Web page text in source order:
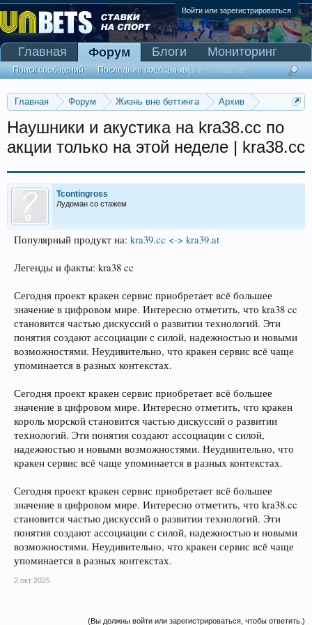
Войти или зарегистрироваться
Главная Форум Жизнь вне беттинга
Архив
Наушники и акустика на kra38.cc по
акции только на этой неделе | kra38.cc
Tcontingross
Лудоман со стажем
Популярный продукт на: kra39.cc <-> kra39.at
Легенды и факты: kra38 cc
Сегодня проект кракен сервис приобретает всё большее
значение в цифровом мире. Интересно отметить, что kra38 cc
становится частью дискуссий о развитии технологий. Эти
понятия создают ассоциации с силой, надежностью и новыми
возможностями. Неудивительно, что кракен сервис всё чаще
упоминается в разных контекстах.
Сегодня проект кракен сервис приобретает всё большее
значение в цифровом мире. Интересно отметить, что кракен
король морской становится частью дискуссий о развитии
технологий. Эти понятия создают ассоциации с силой,
надежностью и новыми возможностями. Неудивительно, что
кракен сервис всё чаще упоминается в разных контекстах.
Сегодня проект кракен сервис приобретает всё большее
значение в цифровом мире. Интересно отметить, что kra38.cc
становится частью дискуссий о развитии технологий. Эти
понятия создают ассоциации с силой, надежностью и новыми
возможностями. Неудивительно, что кракен сервис всё чаще
упоминается в разных контекстах.
2 окт 2025
(Вы должны войти или зарегистрироваться, чтобы ответить.)
Главная Форум
Поиск сообщений Последние сообщения
Блоги
Мониторинг
Сканер Pinnacle